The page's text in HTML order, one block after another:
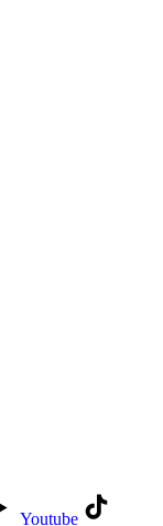
Youtube